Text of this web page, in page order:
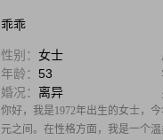
乖乖
性别： 女士
年龄： 53
婚况： 离异
你好，我是1972年出生的女士，
元之间。在性格方面，我是一个